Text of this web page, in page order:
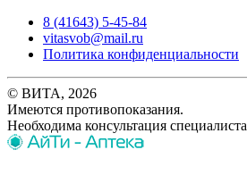
8 (41643) 5-45-84
vitasvob@mail.ru
Политика конфиденциальности
© ВИТА, 2026
Имеются противопоказания.
Необходима консультация специалиста